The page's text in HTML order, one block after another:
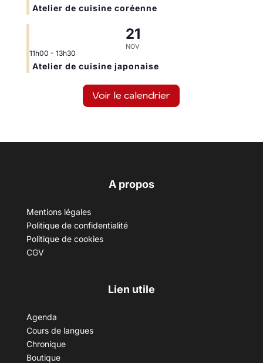
Atelier de cuisine coréenne
21
NOV
11h00 - 13h30
Atelier de cuisine japonaise
Voir le calendrier
A propos
Mentions légales
Politique de confidentialité
Politique de cookies
CGV
Lien utile
Agenda
Cours de langues
Chronique
Boutique